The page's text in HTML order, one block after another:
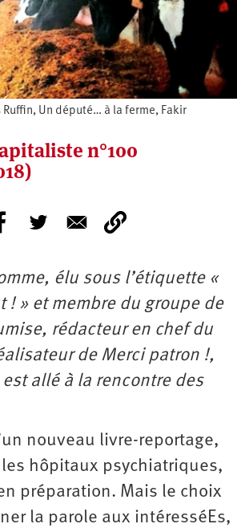
Ruffin, Un député… à la ferme, Fakir
n°100
élu sous l’étiquette «
! » et membre du groupe de
rédacteur en chef du
de Merci patron !,
allé à la rencontre des
nouveau livre-reportage,
hôpitaux psychiatriques,
préparation. Mais le choix
la parole aux intéresséEs,